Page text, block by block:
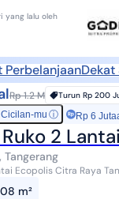
yang lalu oleh
PerbelanjaanDekat
Rp 1.2 M Turun Rp 200
mu ⓘ Rp 6
2
Tangerang
Citra Raya Tangerang
dengan Mitsui
m²